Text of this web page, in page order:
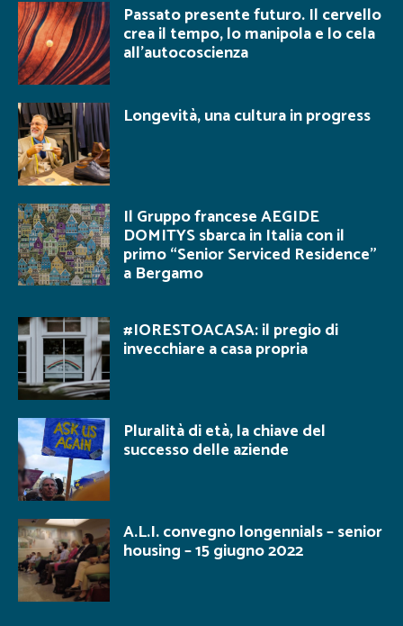
Passato presente futuro. Il cervello
crea il tempo, lo manipola e lo cela
all’autocoscienza
Longevità, una cultura in progress
Il Gruppo francese AEGIDE
DOMITYS sbarca in Italia con il
primo “Senior Serviced Residence”
a Bergamo
#IORESTOACASA: il pregio di
invecchiare a casa propria
Pluralità di età, la chiave del
successo delle aziende
A.L.I. convegno longennials – senior
housing – 15 giugno 2022